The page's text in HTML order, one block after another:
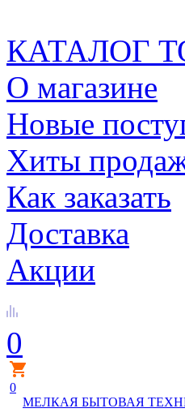
КАТАЛОГ
О магазине
Новые
Хиты
Как заказать
Доставка
Акции
0
0
МЕЛКАЯ БЫТОВАЯ